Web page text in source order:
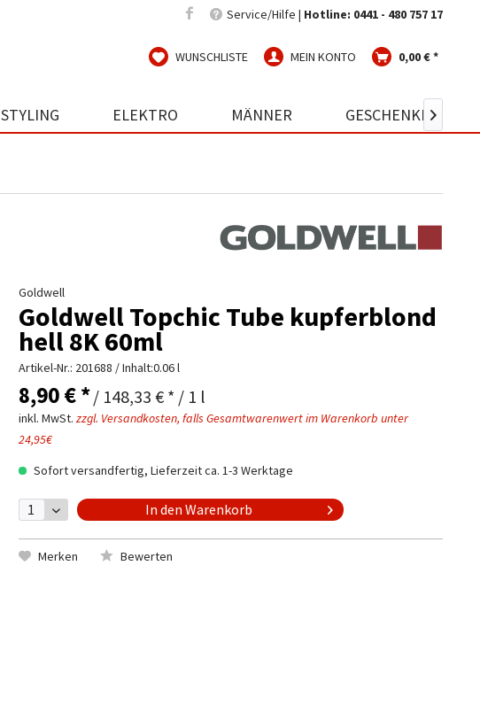
Service/Hilfe | Hotline: 0441 - 480 757 17
WUNSCHLISTE MEIN KONTO 0,00 € *
STYLING ELEKTRO MÄNNER GESCHENKIDEEN

Goldwell
Goldwell Topchic Tube kupferblond
hell 8K 60ml
Artikel-Nr.: 201688 / Inhalt:0.06 l
8,90 € */ 148,33 € * / 1 l
inkl. MwSt.zzgl. Versandkosten, falls Gesamtwarenwert im Warenkorb unter
24,95€
Sofort versandfertig, Lieferzeit ca. 1-3 Werktage
In den Warenkorb
Merken Bewerten